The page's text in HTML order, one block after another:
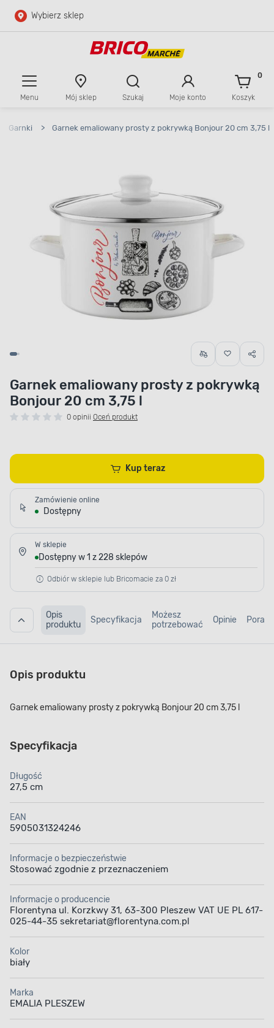
Przejdź do głównej zawartości
Wybierz sklep
Menu Mój sklep Szukaj Moje konto Koszyk
0
Garnki > Garnek emaliowany prosty z pokrywką Bonjour 20 cm 3,75 l
Garnek emaliowany prosty z pokrywką
Bonjour 20 cm 3,75 l
0 opinii Oceń produkt
Kup teraz
Zamówienie online
Dostępny
W sklepie
Dostępny w 1 z 228 sklepów
Odbiór w sklepie lub Bricomacie za 0 zł
Opis
produktu
Specyfikacja
Możesz
potrzebować
Opinie Porady
Opis produktu
Garnek emaliowany prosty z pokrywką Bonjour 20 cm 3,75 l
Specyfikacja
Długość
27,5 cm
EAN
5905031324246
Informacje o bezpieczeństwie
Stosować zgodnie z przeznaczeniem
Informacje o producencie
Florentyna ul. Korzkwy 31, 63-300 Pleszew VAT UE PL 617-
025-44-35 sekretariat@florentyna.com.pl
Kolor
biały
Marka
EMALIA PLESZEW